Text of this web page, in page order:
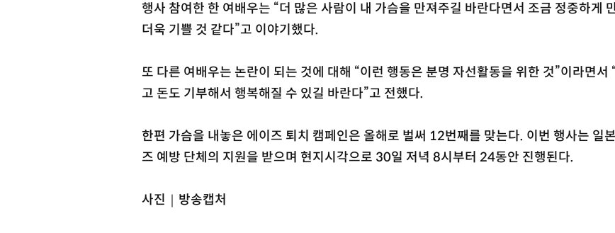
행사 참여한 한 여배우는 “더 많은 사람이 내 가슴을 만져주길 바란다면서 조금 정중하게
더욱 기쁠 것 같다”고 이야기했다.
또 다른 여배우는 논란이 되는 것에 대해 “이런 행동은 분명 자선활동을 위한 것”이라면서
고 돈도 기부해서 행복해질 수 있길 바란다”고 전했다.
한편 가슴을 내놓은 에이즈 퇴치 캠페인은 올해로 벌써 12번째를 맞는다. 이번 행사는 일
즈 예방 단체의 지원을 받으며 현지시각으로 30일 저녁 8시부터 24동안 진행된다.
사진｜방송캡처